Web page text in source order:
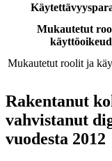
Mukautetut
Mukautetut roolit ja
Rakentanut
vahvistanut
vuodesta 2012